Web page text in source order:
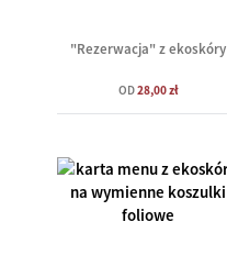
"Rezerwacja" z ekoskóry
OD28,00 zł